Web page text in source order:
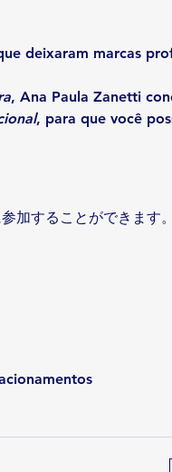
deixaram marcas
, Ana Paula Zanetti
, para que você
加することができます。